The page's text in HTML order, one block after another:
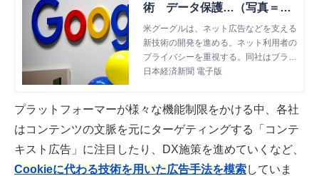
術 データ保護…（写真＝ロ
イター）
米グーグルは、ネット広告などを支える
新技術の開発を進める。ネット利用者の
プライバシーを重視する。同社はブラウ
ザー（閲覧ソフト）最大手で、ネット広
日本経済新聞 電子版
プラットフォーマーが様々な機能制限をかける中、各社
はコンテンツの文脈を元にターゲティングする「コンテ
キスト広告」に注目したり、DX施策を進めていくなど、
Cookieに代わる技術を用いた広告手法を模索していま